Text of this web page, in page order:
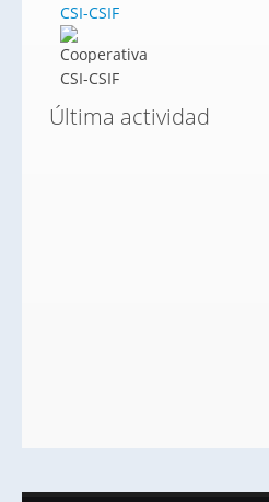
CSI-CSIF
Última actividad